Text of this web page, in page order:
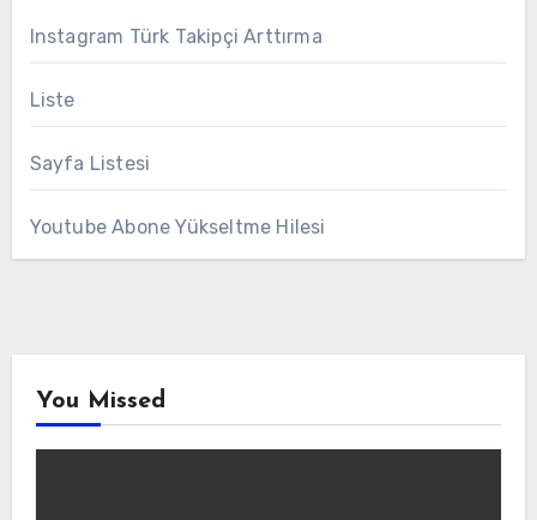
Instagram Türk Takipçi Arttırma
Liste
Sayfa Listesi
Youtube Abone Yükseltme Hilesi
You Missed